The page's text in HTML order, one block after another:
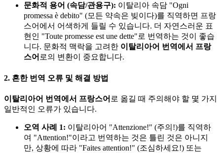
문화적 용어 (속담/관용구): 이탈리아 속담 "Ogni
promessa è debito" (모든 약속은 빚이다)를 직역하면 프랑
스어에서 어색하게 들릴 수 있습니다. 더 자연스러운 표
현인 "Toute promesse est une dette"로 번역하는 것이 좋습
니다. 문화적 맥락을 고려한 이탈리아어 번역에서 프랑
스어 로의 변환이 중요합니다.
2. 흔한 번역 오류 및 해결 방법
이탈리아어 번역에서 프랑스어 로 옮길 때 주의해야 할 몇 가지
일반적인 오류가 있습니다.
오역 사례 1: 이탈리아어 "Attenzione!" (주의!)를 직역하
여 "Attention!"이라고 번역하는 것은 틀린 것은 아니지
만, 상황에 따라 "Faites attention!" (조심하세요!) 또는